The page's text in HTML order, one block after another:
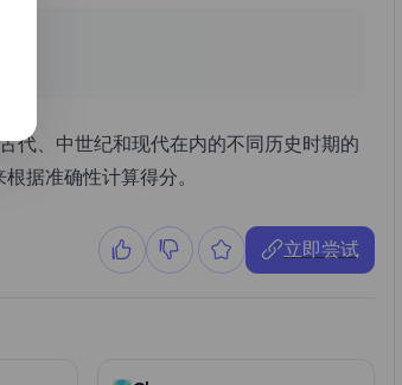
代、中世纪和现代在内的不同历史时期的
据准确性计算得分。
立即尝试